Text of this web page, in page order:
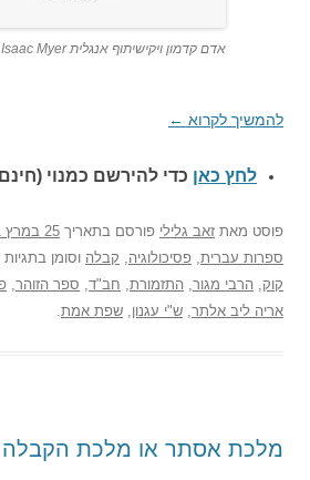
אדם קדמון ויקישיתוף אנגלית Isaac Myer
להמשיך לקרוא ←
לחץ כאן כדי להירשם כמנוי
פוסט מאת זאב גלילי פורסם בתאריך 25 במרץ 2011
ספרות עברית, פסיכולוגיה, קבלה וסומן בתגיות
קוק, הרבי מגור, התזמורת, חב"ד, ספר הזוהר,
אריה ליב אלתר, ש"י עגנון, שפת אמת.
מלכת אסתר או מלכת הקבלה